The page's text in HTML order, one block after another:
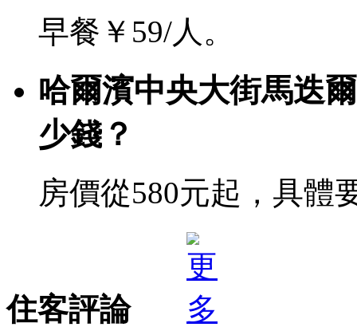
早餐￥59/人。
哈爾濱中央大街馬迭
少錢？
房價從580元起，具體
住客評論